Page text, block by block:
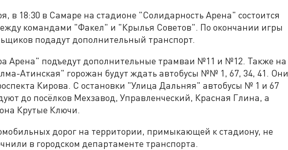
в 18:30 в Самаре на стадионе "Солидарность Арена" состоится
командами "Факел" и "Крылья Советов". По окончании игры
подадут дополнительный транспорт.
Арена" подъедут дополнительные трамваи №11 и №12. Также на
Атинская" горожан будут ждать автобусы №№ 1, 67, 34, 41. Они
Кирова. С остановки "Улица Дальняя" автобусы № 1 и 67
до посёлков Мехзавод, Управленческий, Красная Глина, а
Крутые Ключи.
дорог на территории, примыкающей к стадиону, не
в городском департаменте транспорта.